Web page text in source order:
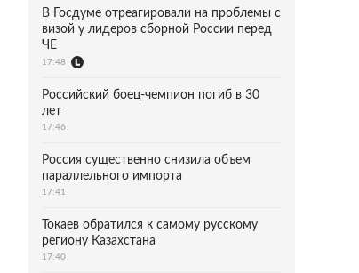
В Госдуме отреагировали на проблемы с
визой у лидеров сборной России перед
ЧЕ
17:48
Российский боец-чемпион погиб в 30
лет
17:46
Россия существенно снизила объем
параллельного импорта
17:41
Токаев обратился к самому русскому
региону Казахстана
17:40